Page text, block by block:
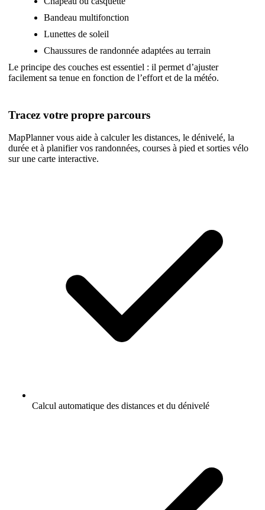
Bandeau multifonction
Lunettes de soleil
Chaussures de randonnée adaptées au terrain
Le principe des couches est essentiel : il permet d’ajuster
facilement sa tenue en fonction de l’effort et de la météo.
Tracez votre propre parcours
MapPlanner vous aide à calculer les distances, le dénivelé, la
durée et à planifier vos randonnées, courses à pied et sorties vélo
sur une carte interactive.
Calcul automatique des distances et du dénivelé